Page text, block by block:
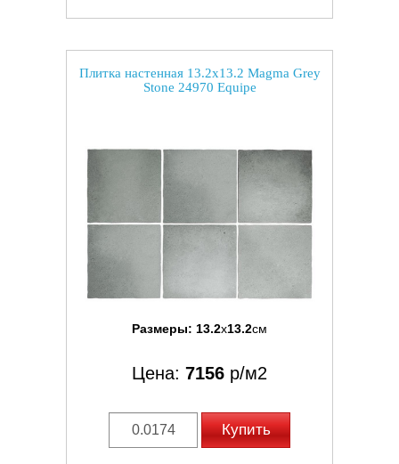
Плитка настенная 13.2x13.2 Magma Grey
Stone 24970 Equipe
Размеры: 13.2x13.2см
Цена: 7156 р/м2
Купить